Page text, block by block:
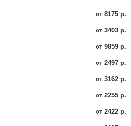
от 8175 р.
от 3403 р.
от 9859 р.
от 2497 р.
от 3162 р.
от 2255 р.
от 2422 р.